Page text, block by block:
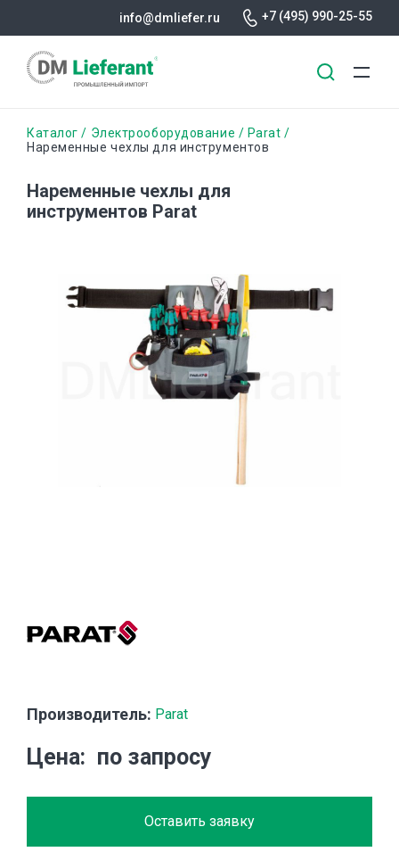
содержанию
info@dmliefer.ru +7 (495) 990-25-55
Строка
Каталог Электрооборудование
Parat
Наременные чехлы для инструментов
Наременные чехлы для
инструментов Parat
Производитель: Parat
Цена по запросу
Оставить заявку